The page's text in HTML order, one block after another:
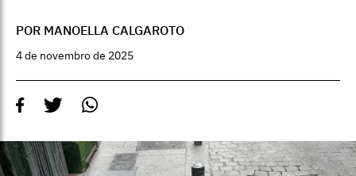
POR MANOELLA CALGAROTO
4 de novembro de 2025